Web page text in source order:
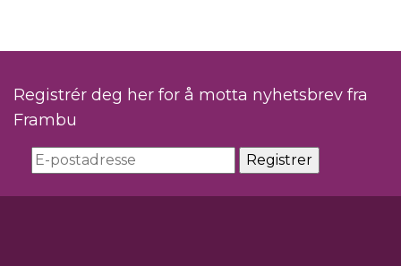
Registrér deg her for å motta nyhetsbrev fra
Frambu